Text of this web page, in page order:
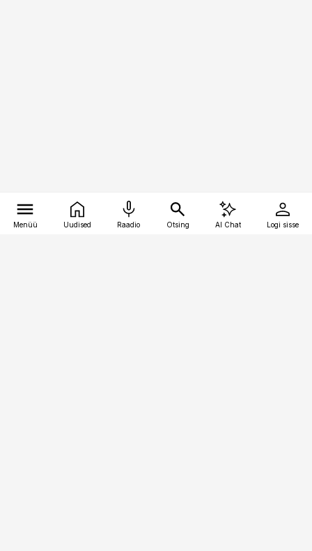
Menüü Uudised Raadio Otsing AI Chat Logi sisse